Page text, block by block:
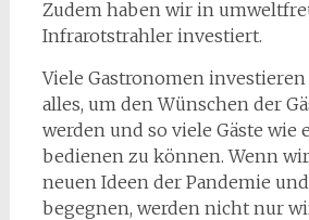
Zudem haben wir in
Infrarotstrahler investiert.
Viele Gastronomen
alles, um den Wünschen der
werden und so viele Gäste wie
bedienen zu können. Wenn
neuen Ideen der Pandemie
begegnen, werden nicht nur